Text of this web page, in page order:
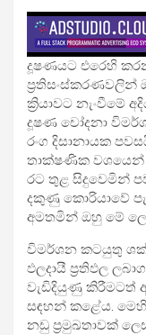
දූෂණයට එරෙහි
ප්‍රතිසංස්කරණවලින්
ක්‍රියාවට නැංවීමේ
දූෂණ චෝදනා
රංග දිසානායක
තාක්ෂණික වශයෙන්
රට තුළ සිදුවෙමින්
දකුණු කොරියාවේ
අමතමින් ඔහු මේ
විමර්ශන කටයුතු
ඵලදායී ප්‍රතිඵල
වැඩිදියුණු කිරීමටත්
සඳහන් කළේය.
නඩු ප්‍රමුඛතාවක්